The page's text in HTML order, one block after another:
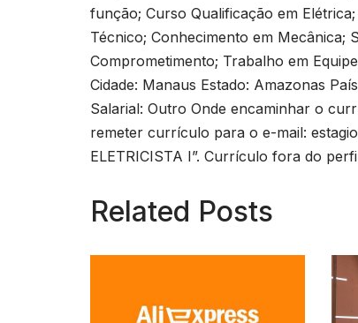
função; Curso Qualificação em
Técnico; Conhecimento em Mecânica;
Comprometimento; Trabalho em
Cidade: Manaus Estado: Amazonas
Salarial: Outro Onde encaminhar o
remeter currículo para o e-mail:
ELETRICISTA I”. Currículo fora do
Related Posts